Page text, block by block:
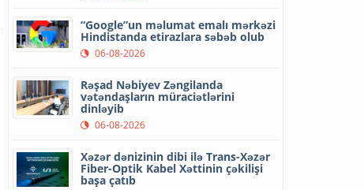
“Google”un məlumat emalı mərkəzi
Hindistanda etirazlara səbəb olub
06-08-2026
Rəşad Nəbiyev Zəngilanda
vətəndaşların müraciətlərini
dinləyib
06-08-2026
Xəzər dənizinin dibi ilə Trans-Xəzər
Fiber-Optik Kabel Xəttinin çəkilişi
başa çatıb